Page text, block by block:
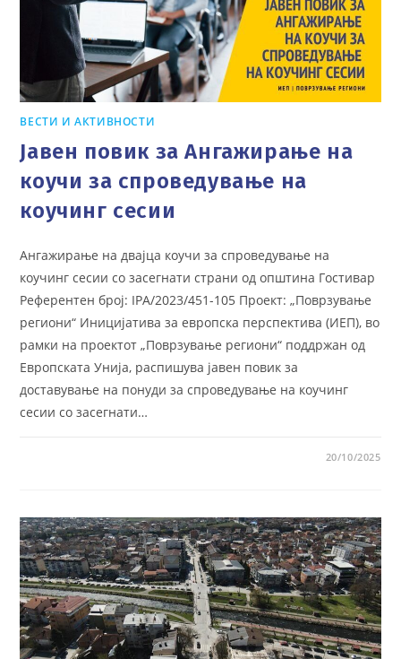
ВЕСТИ И АКТИВНОСТИ
Јавен повик за Ангажирање на
коучи за спроведување на
коучинг сесии
Ангажирање на двајца коучи за спроведување на
коучинг сесии со засегнати страни од општина Гостивар
Референтен број: IPA/2023/451-105 Проект: „Поврзување
региони“ Иницијатива за европска перспектива (ИЕП), во
рамки на проектот „Поврзување региони“ поддржан од
Европската Унија, распишува јавен повик за
доставување на понуди за спроведување на коучинг
сесии со засегнати…
20/10/2025